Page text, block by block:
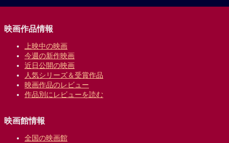
映画作品情報
上映中の映画
今週の新作映画
近日公開の映画
人気シリーズ＆受賞作品
映画作品のレビュー
作品別にレビューを読む
映画館情報
全国の映画館